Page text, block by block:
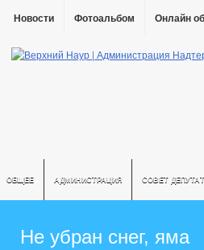
Новости Фотоальбом Онлайн
ОБЩЕЕ АДМИНИСТРАЦИЯ СОВЕТ
Не убран снег, яма